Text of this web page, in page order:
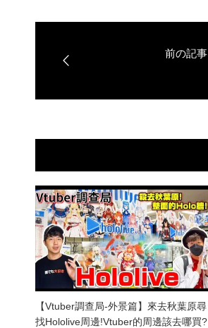
【Vtuber調查局-外景篇】來去秋葉原尋
找Hololive周邊!Vtuber的周邊該去哪買?